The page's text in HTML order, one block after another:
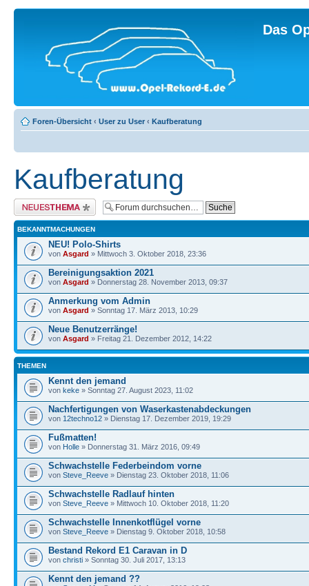
Das
Foren-Übersicht ‹ User zu User ‹ Kaufberatung
Kaufberatung
Neues Thema erstellen
BEKANNTMACHUNGEN
NEU! Polo-Shirts
von Asgard » Mittwoch 3. Oktober 2018, 23:36
Bereinigungsaktion 2021
von Asgard » Donnerstag 28. November 2013, 09:37
Anmerkung vom Admin
von Asgard » Sonntag 17. März 2013, 10:29
Neue Benutzerränge!
von Asgard » Freitag 21. Dezember 2012, 14:22
THEMEN
Kennt den jemand
von keke » Sonntag 27. August 2023, 11:02
Nachfertigungen von Waserkastenabdeckungen
von 12techno12 » Dienstag 17. Dezember 2019, 19:29
Fußmatten!
von Holle » Donnerstag 31. März 2016, 09:49
Schwachstelle Federbeindom vorne
von Steve_Reeve » Dienstag 23. Oktober 2018, 11:06
Schwachstelle Radlauf hinten
von Steve_Reeve » Mittwoch 10. Oktober 2018, 11:20
Schwachstelle Innenkotflügel vorne
von Steve_Reeve » Dienstag 9. Oktober 2018, 10:58
Bestand Rekord E1 Caravan in D
von christi » Sonntag 30. Juli 2017, 13:13
Kennt den jemand ??